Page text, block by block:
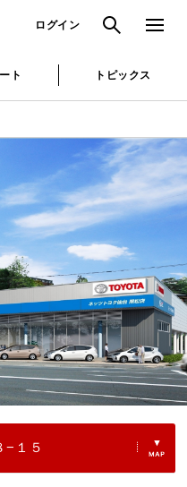
ログイン 検索 メニュ
ト トピックス
−１５